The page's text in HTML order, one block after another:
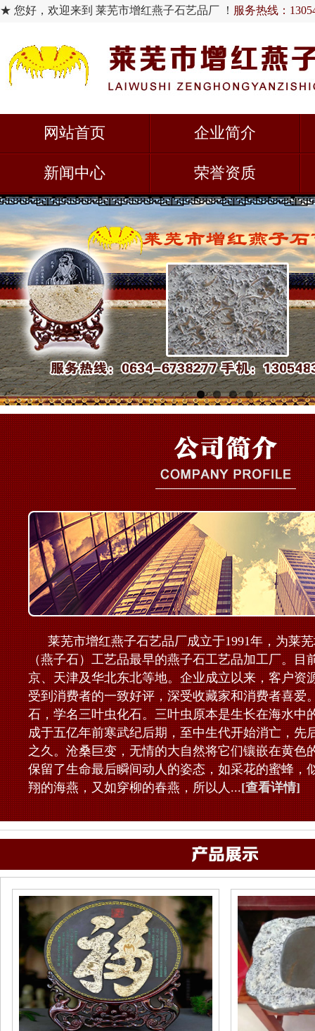
★ 您好，欢迎来到 莱芜市增红燕子石艺品厂 ！ 服务热线：
网站首页 企业简介
新闻中心 荣誉资质
莱芜市增红燕子石艺品厂成立于1991年，为莱
（燕子石）工艺品最早的燕子石工艺品加工厂。目
京、天津及华北东北等地。企业成立以来，客户资
受到消费者的一致好评，深受收藏家和消费者喜爱
石，学名三叶虫化石。三叶虫原本是生长在海水中
成于五亿年前寒武纪后期，至中生代开始消亡，先
之久。沧桑巨变，无情的大自然将它们镶嵌在黄色
保留了生命最后瞬间动人的姿态，如采花的蜜蜂，
翔的海燕，又如穿柳的春燕，所以人...[查看详情]